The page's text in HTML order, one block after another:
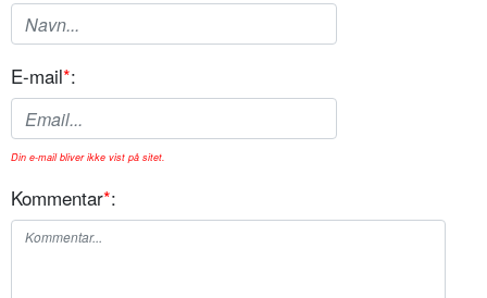
E-mail*:
Din e-mail bliver ikke vist på sitet.
Kommentar*: